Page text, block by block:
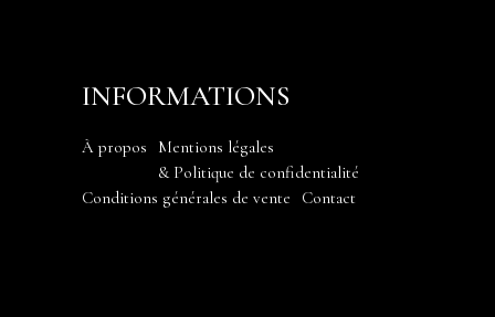
INFORMATIONS
À propos
Mentions légales
& Politique de confidentialité
Conditions générales de vente
Contact